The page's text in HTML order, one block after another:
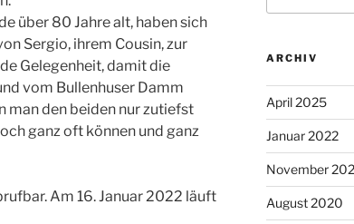
über 80 Jahre alt, haben sich
Sergio, ihrem Cousin, zur
Gelegenheit, damit die
vom Bullenhuser Damm
man den beiden nur zutiefst
ganz oft können und ganz
Am 16. Januar 2022 läuft
ARCHIV
April 2025
Januar 2022
November
August 2020